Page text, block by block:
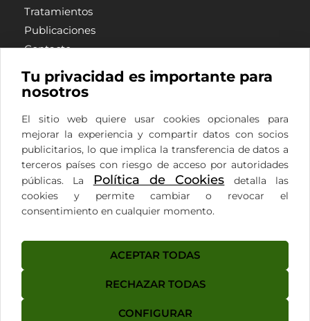
Tratamientos
Publicaciones
Contacto
Privacidad
Cookies
Calle Nueva nº29, Motril,
Granada
clinicadrmesaroldan@gmail.com
Tu privacidad es importante para
nosotros
El sitio web quiere usar cookies opcionales para
mejorar la experiencia y compartir datos con socios
publicitarios, lo que implica la transferencia de datos a
terceros países con riesgo de acceso por autoridades
públicas. La Política de Cookies detalla las
cookies y permite cambiar o revocar el
consentimiento en cualquier momento.
ACEPTAR TODAS
RECHAZAR TODAS
CONFIGURAR